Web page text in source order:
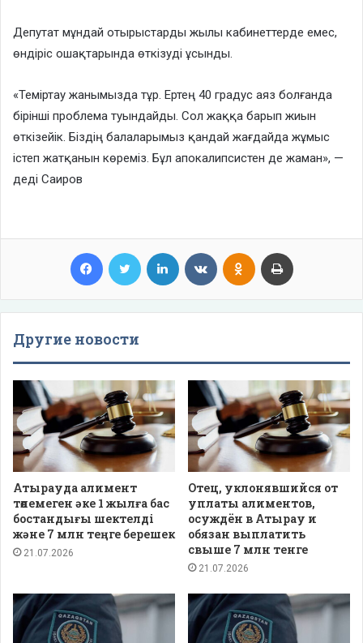
Депутат мұндай отырыстарды жылы кабинеттерде емес,
өндіріс ошақтарында өткізуді ұсынды.
«Теміртау жанымызда тұр. Ертең 40 градус аяз болғанда
бірінші проблема туындайды. Сол жаққа барып жиын
өткізейік. Біздің балаларымыз қандай жағдайда жұмыс
істеп жатқанын көреміз. Бұл апокалипсистен де жаман», —
деді Саиров
Facebook Twitter LinkedIn VKontakteOdnoklassniki
Другие новости
Атырауда алимент
төлемеген әке 1 жылға бас
бостандығы шектелді
және 7 млн теңге берешек
21.07.2026
Отец, уклонявшийся от
уплаты алиментов,
осуждён в Атырау и
обязан выплатить
свыше 7 млн тенге
21.07.2026